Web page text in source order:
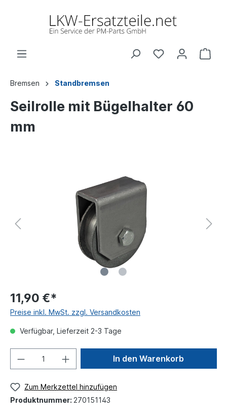
Bremsen Standbremsen
Seilrolle mit Bügelhalter 60
mm
11,90 €*
Preise inkl. MwSt. zzgl. Versandkosten
Verfügbar, Lieferzeit 2-3 Tage
In den Warenkorb
Zum Merkzettel hinzufügen
Produktnummer: 270151143